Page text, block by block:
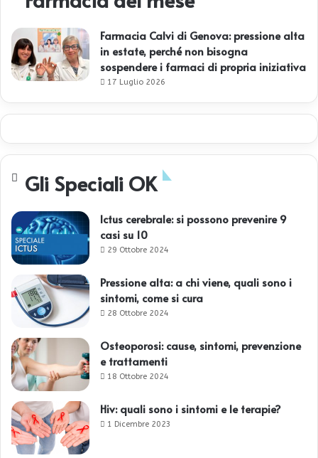
Farmacia Calvi di Genova: pressione alta
in estate, perché non bisogna
sospendere i farmaci di propria iniziativa
17 Luglio 2026
Gli Speciali OK
Ictus cerebrale: si possono prevenire 9
casi su 10
29 Ottobre 2024
Pressione alta: a chi viene, quali sono i
sintomi, come si cura
28 Ottobre 2024
Osteoporosi: cause, sintomi, prevenzione
e trattamenti
18 Ottobre 2024
Hiv: quali sono i sintomi e le terapie?
1 Dicembre 2023